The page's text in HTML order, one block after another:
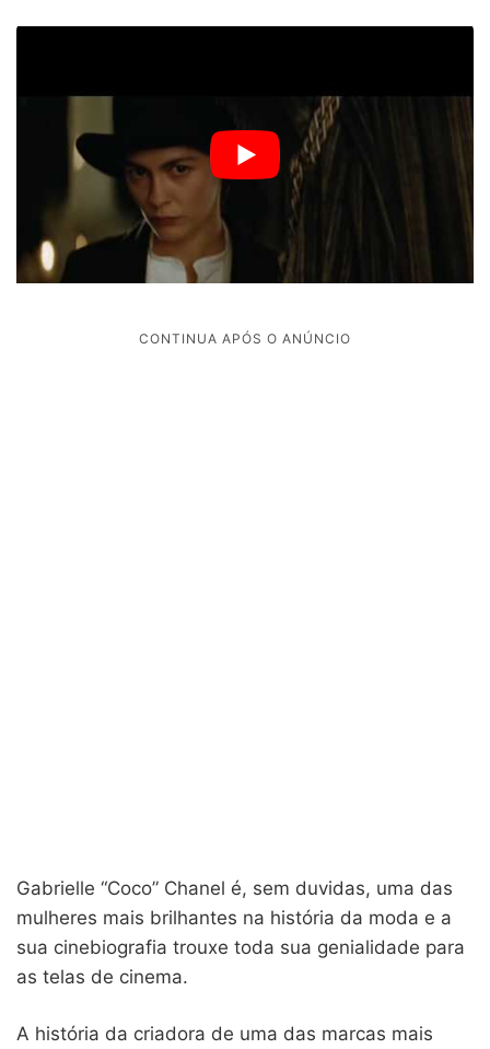
Gabrielle “Coco” Chanel é, sem duvidas, uma das
mulheres mais brilhantes na história da moda e a
sua cinebiografia trouxe toda sua genialidade para
as telas de cinema.
A história da criadora de uma das marcas mais